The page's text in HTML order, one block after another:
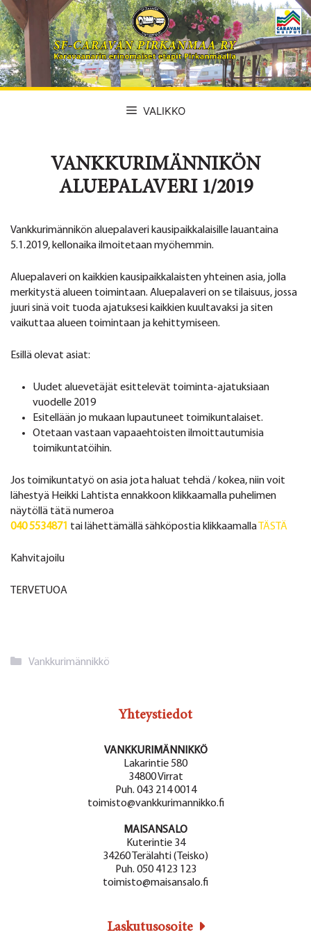
Siirry
sisältöön
VALIKKO
VANKKURIMÄNNIKÖN
ALUEPALAVERI 1/2019
Vankkurimännikön aluepalaveri kausipaikkalaisille lauantaina
5.1.2019, kellonaika ilmoitetaan myöhemmin.
Aluepalaveri on kaikkien kausipaikkalaisten yhteinen asia, jolla
merkitystä alueen toimintaan. Aluepalaveri on se tilaisuus, jossa
juuri sinä voit tuoda ajatuksesi kaikkien kuultavaksi ja siten
vaikuttaa alueen toimintaan ja kehittymiseen.
Esillä olevat asiat:
Uudet aluevetäjät esittelevät toiminta-ajatuksiaan
vuodelle 2019
Esitellään jo mukaan lupautuneet toimikuntalaiset.
Otetaan vastaan vapaaehtoisten ilmoittautumisia
toimikuntatöihin.
Jos toimikuntatyö on asia jota haluat tehdä / kokea, niin voit
lähestyä Heikki Lahtista ennakkoon klikkaamalla puhelimen
näytöllä tätä numeroa
040 5534871 tai lähettämällä sähköpostia klikkaamallaTÄSTÄ
Kahvitajoilu
TERVETUOA
Kategoriat
Vankkurimännikkö
Yhteystiedot
VANKKURIMÄNNIKKÖ
Lakarintie 580
34800 Virrat
Puh. 043 214 0014
toimisto@vankkurimannikko.fi
MAISANSALO
Kuterintie 34
34260 Terälahti (Teisko)
Puh. 050 4123 123
toimisto@maisansalo.fi
Laskutusosoite